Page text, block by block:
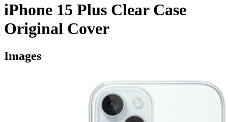
iPhone 15 Plus Clear Case
Original Cover
Images